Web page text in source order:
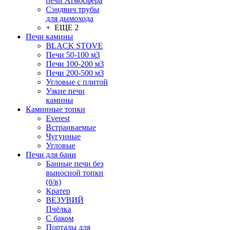
Сэндвич трубы
для дымохода
+ ЕЩЕ 2
Печи камины
BLACK STOVE
Печи 50-100 м3
Печи 100-200 м3
Печи 200-500 м3
Угловые с плитой
Узкие печи
камины
Каминные топки
Everest
Встраиваемые
Чугунные
Угловые
Печи для бани
Банные печи без
выносной топки
(б/в)
Кратер
ВЕЗУВИЙ
Пчёлка
С баком
Порталы для